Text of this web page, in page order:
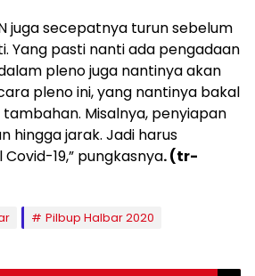
juga secepatnya turun sebelum
Yang pasti nanti ada pengadaan
pleno juga nantinya akan
pleno ini, yang nantinya bakal
Misalnya, penyiapan
hingga jarak. Jadi harus
19,” pungkasnya. (tr-
Pilbup Halbar 2020